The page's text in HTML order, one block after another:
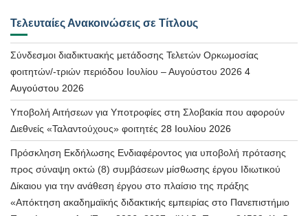
Τελευταίες Ανακοινώσεις σε Τίτλους
Σύνδεσμοι διαδικτυακής μετάδοσης Τελετών Ορκωμοσίας
φοιτητών/-τριών περιόδου Ιουλίου – Αυγούστου 2026 4
Αυγούστου 2026
Υποβολή Αιτήσεων για Υποτροφίες στη Σλοβακία που αφορούν
Διεθνείς «Ταλαντούχους» φοιτητές 28 Ιουλίου 2026
Πρόσκληση Εκδήλωσης Ενδιαφέροντος για υποβολή πρότασης
προς σύναψη οκτώ (8) συμβάσεων μίσθωσης έργου Ιδιωτικού
Δίκαιου για την ανάθεση έργου στο πλαίσιο της πράξης
«Απόκτηση ακαδημαϊκής διδακτικής εμπειρίας στο Πανεπιστήμιο